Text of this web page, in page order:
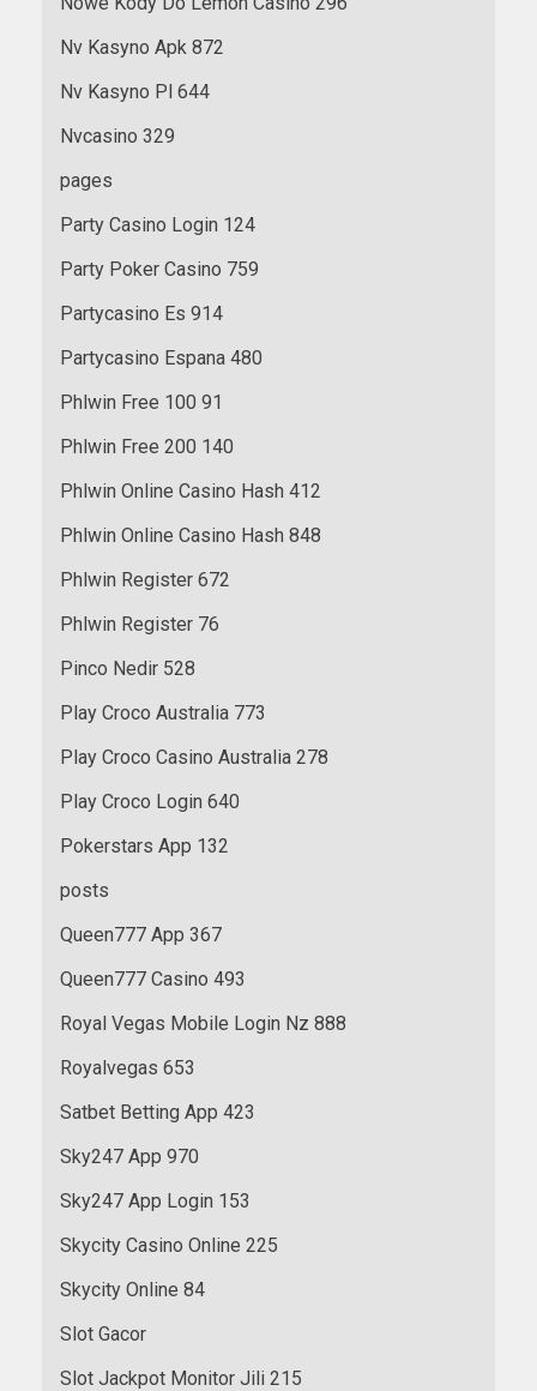
Nv Kasyno Apk 872
Nv Kasyno Pl 644
Nvcasino 329
pages
Party Casino Login 124
Party Poker Casino 759
Partycasino Es 914
Partycasino Espana 480
Phlwin Free 100 91
Phlwin Free 200 140
Phlwin Online Casino Hash 412
Phlwin Online Casino Hash 848
Phlwin Register 672
Phlwin Register 76
Pinco Nedir 528
Play Croco Australia 773
Play Croco Casino Australia 278
Play Croco Login 640
Pokerstars App 132
posts
Queen777 App 367
Queen777 Casino 493
Royal Vegas Mobile Login Nz 888
Royalvegas 653
Satbet Betting App 423
Sky247 App 970
Sky247 App Login 153
Skycity Casino Online 225
Skycity Online 84
Slot Gacor
Slot Jackpot Monitor Jili 215